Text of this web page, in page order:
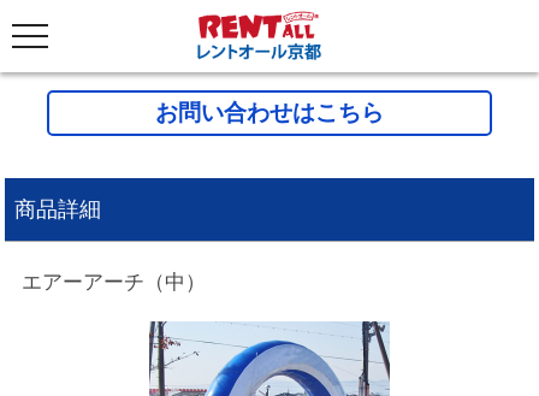
お問い合わせはこちら
商品詳細
エアーアーチ（中）